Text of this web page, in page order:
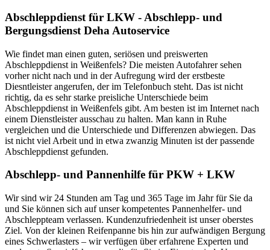
Abschleppdienst für LKW - Abschlepp- und
Bergungsdienst Deha Autoservice
Wie findet man einen guten, seriösen und preiswerten
Abschleppdienst in Weißenfels? Die meisten Autofahrer sehen
vorher nicht nach und in der Aufregung wird der erstbeste
Diesntleister angerufen, der im Telefonbuch steht. Das ist nicht
richtig, da es sehr starke preisliche Unterschiede beim
Abschleppdienst in Weißenfels gibt. Am besten ist im Internet nach
einem Dienstleister ausschau zu halten. Man kann in Ruhe
vergleichen und die Unterschiede und Differenzen abwiegen. Das
ist nicht viel Arbeit und in etwa zwanzig Minuten ist der passende
Abschleppdienst gefunden.
Abschlepp- und Pannenhilfe für PKW + LKW
Wir sind wir 24 Stunden am Tag und 365 Tage im Jahr für Sie da
und Sie können sich auf unser kompetentes Pannenhelfer- und
Abschleppteam verlassen. Kundenzufriedenheit ist unser oberstes
Ziel. Von der kleinen Reifenpanne bis hin zur aufwändigen Bergung
eines Schwerlasters – wir verfügen über erfahrene Experten und